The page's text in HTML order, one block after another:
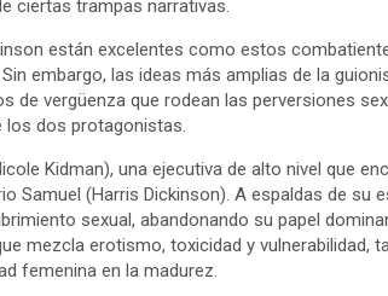
ciertas trampas narrativas.
están excelentes como estos
embargo, las ideas más amplias de la
de vergüenza que rodean las perversiones
dos protagonistas.
Kidman), una ejecutiva de alto nivel que
Samuel (Harris Dickinson). A espaldas de su
sexual, abandonando su papel
mezcla erotismo, toxicidad y vulnerabilidad,
femenina en la madurez.